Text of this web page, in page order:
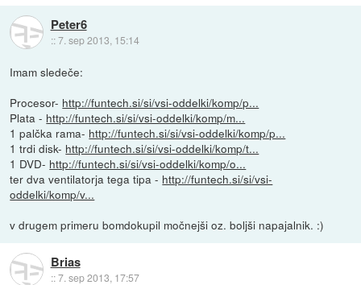
Peter6
::7. sep 2013, 15:14
Imam sledeče:
Procesor- http://funtech.si/si/vsi-oddelki/komp/p...
Plata - http://funtech.si/si/vsi-oddelki/komp/m...
1 palčka rama- http://funtech.si/si/vsi-oddelki/komp/p...
1 trdi disk- http://funtech.si/si/vsi-oddelki/komp/t...
1 DVD- http://funtech.si/si/vsi-oddelki/komp/o...
ter dva ventilatorja tega tipa - http://funtech.si/si/vsi-
oddelki/komp/v...
v drugem primeru bomdokupil močnejši oz. boljši napajalnik. :)
Brias
::7. sep 2013, 17:57